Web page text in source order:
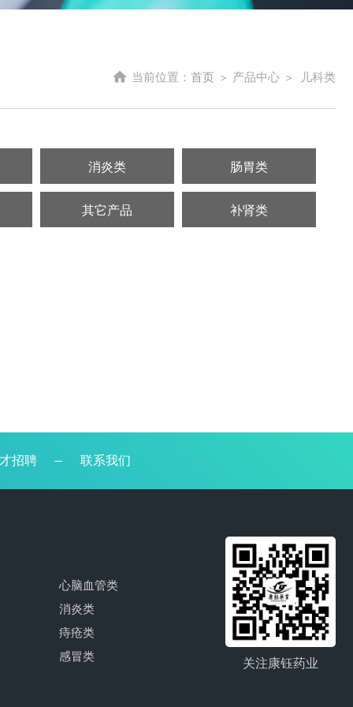
当前位置： 首页 > 产品中心 > 儿科类
消炎类 肠胃类
其它产品 补肾类
招聘 — 联系我们
心脑血管类
消炎类
痔疮类
感冒类
关注康钰药业